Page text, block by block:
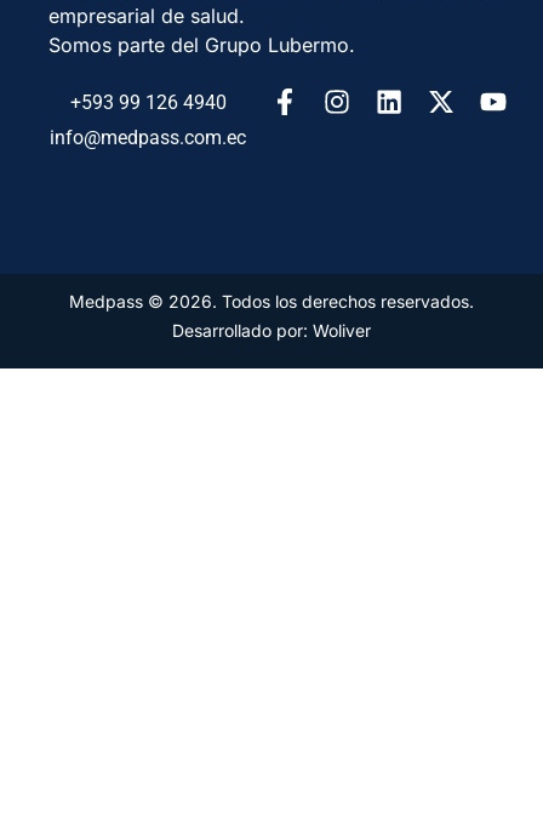
empresarial de salud.
Somos parte del Grupo Lubermo.
+593 99 126 4940
info@medpass.com.ec
Medpass © 2026. Todos los derechos reservados.
Desarrollado por: Woliver